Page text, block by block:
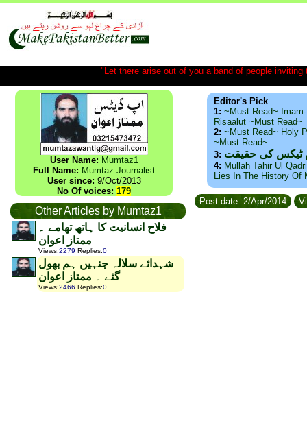
"Let there arise out of you a band of people
User Name: Mumtaz1
Full Name: Mumtaz Journalist
User since: 9/Oct/2013
No Of voices: 179
Other Articles by Mumtaz1
فلاح انسانیت کا ہاتھ تھامے ۔
ممتاز اعوان
Views:2279 Replies:0
شہدائے سلالہ جنہیں ہم بھول
گئے ۔ ممتاز اعوان
Views:2466 Replies:0
Editor's Pick
1: ~Must Read~
Risaalut ~Must Read~
2: ~Must Read~ Holy
~Must Read~
3: ٹیکس کی حقیقت
4: Mullah Tahir Ul
Lies In The History Of
Post date: 2/Apr/2014